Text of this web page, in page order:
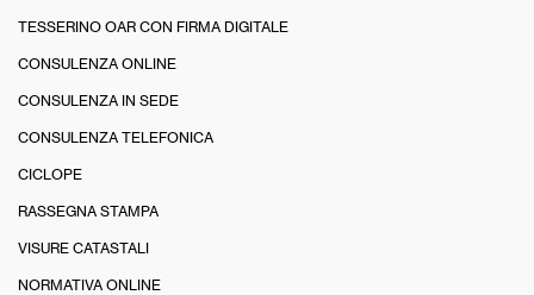
TESSERINO OAR CON FIRMA DIGITALE
CONSULENZA ONLINE
CONSULENZA IN SEDE
CONSULENZA TELEFONICA
CICLOPE
RASSEGNA STAMPA
VISURE CATASTALI
NORMATIVA ONLINE